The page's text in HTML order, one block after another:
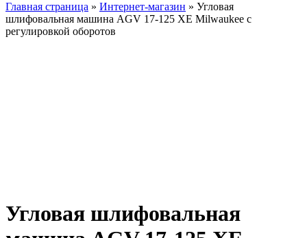
Главная страница » Интернет-магазин » Угловая
шлифовальная машина AGV 17-125 XE Milwaukee с
регулировкой оборотов
Угловая шлифовальная